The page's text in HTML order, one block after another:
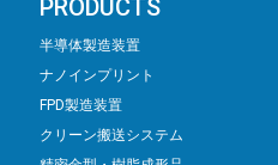
PRODUCTS
半導体製造装置
ナノインプリント
FPD製造装置
クリーン搬送システム